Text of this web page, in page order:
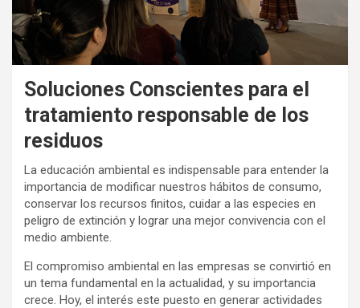
Soluciones Conscientes para el
tratamiento responsable de los
residuos
La educación ambiental es indispensable para entender la
importancia de modificar nuestros hábitos de consumo,
conservar los recursos finitos, cuidar a las especies en
peligro de extinción y lograr una mejor convivencia con el
medio ambiente.
El compromiso ambiental en las empresas se convirtió en
un tema fundamental en la actualidad, y su importancia
crece. Hoy, el interés este puesto en generar actividades